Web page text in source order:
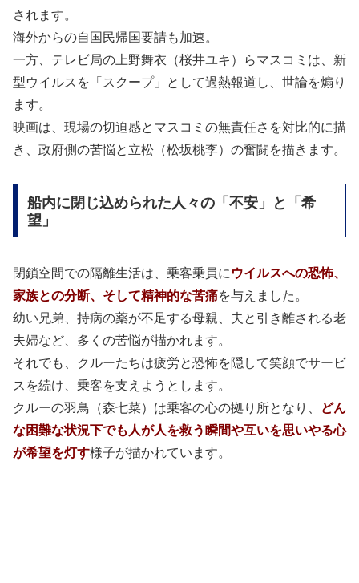
されます。
海外からの自国民帰国要請も加速。
一方、テレビ局の上野舞衣（桜井ユキ）らマスコミは、新
型ウイルスを「スクープ」として過熱報道し、世論を煽り
ます。
映画は、現場の切迫感とマスコミの無責任さを対比的に描
き、政府側の苦悩と立松（松坂桃李）の奮闘を描きます。
船内に閉じ込められた人々の「不安」と「希
望」
閉鎖空間での隔離生活は、乗客乗員に ウイルスへの恐怖、
家族との分断、そして精神的な苦痛を与えました。
幼い兄弟、持病の薬が不足する母親、夫と引き離される老
夫婦など、多くの苦悩が描かれます。
それでも、クルーたちは疲労と恐怖を隠して笑顔でサービ
スを続け、乗客を支えようとします。
クルーの羽鳥（森七菜）は乗客の心の拠り所となり、
どん
な困難な状況下でも人が人を救う瞬間や互いを思いやる心
が希望を灯す様子が描かれています。